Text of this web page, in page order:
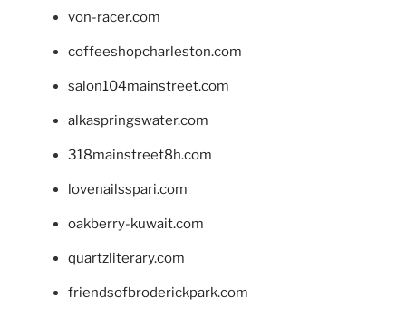
von-racer.com
coffeeshopcharleston.com
salon104mainstreet.com
alkaspringswater.com
318mainstreet8h.com
lovenailsspari.com
oakberry-kuwait.com
quartzliterary.com
friendsofbroderickpark.com